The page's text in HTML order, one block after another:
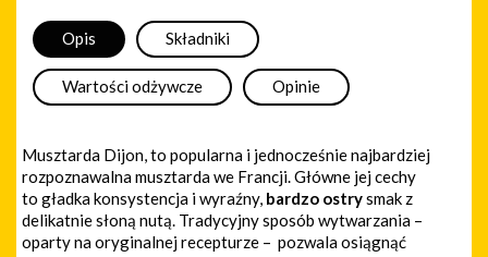
Opis Składniki
Wartości odżywcze Opinie
Musztarda Dijon, to popularna i jednocześnie najbardziej
rozpoznawalna musztarda we Francji. Główne jej cechy
to gładka konsystencja i wyraźny, bardzo ostrysmak z
delikatnie słoną nutą. Tradycyjny sposób wytwarzania –
oparty na oryginalnej recepturze – pozwala osiągnąć